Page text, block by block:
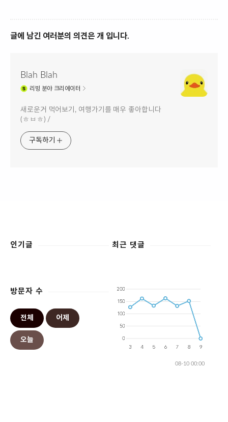
글에 남긴 여러분의 의견은 개 입니다.
Blah Blah
리빙 분야 크리에이터
새로운거 먹어보기, 여행가기를 매우 좋아합니다
(ㅎㅂㅎ) /
구독하기
인기글 최근 댓글
방문자 수
전체 어제
오늘
08-10 00:00